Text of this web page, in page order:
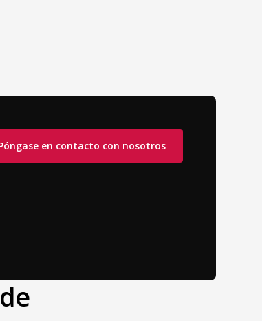
en contacto con nosotros